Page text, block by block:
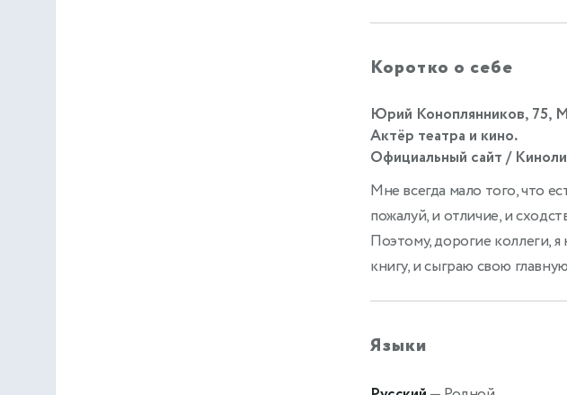
Коротко о себе
Юрий Коноплянников, 75,
Актёр театра и кино.
Официальный сайт /
Мне всегда мало того, что
пожалуй, и отличие, и
Поэтому, дорогие коллеги,
книгу, и сыграю свою
Языки